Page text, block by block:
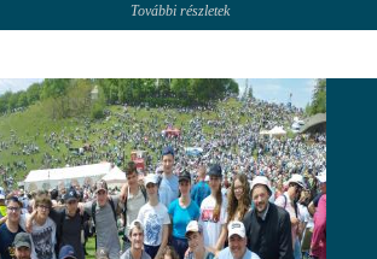
További részletek